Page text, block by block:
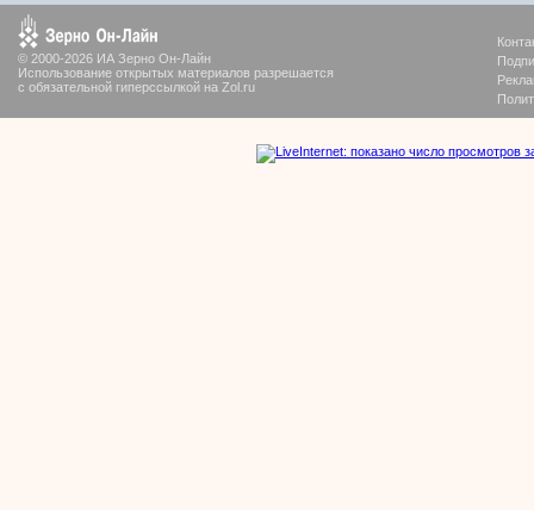
© 2000-2026 ИА Зерно Он-Лайн
Использование открытых материалов разрешается
с обязательной гиперссылкой на Zol.ru